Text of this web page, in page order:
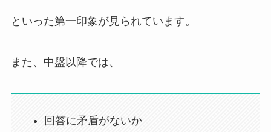
といった第一印象が見られています。
また、中盤以降では、
回答に矛盾がないか